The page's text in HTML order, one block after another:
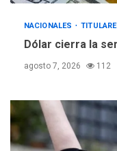
NACIONALES
Dólar cierra la
agosto 7, 2026 112